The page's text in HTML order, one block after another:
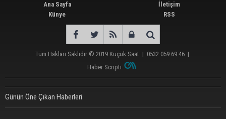
Ana Sayfa
Künye
İletişim
RSS
Tüm Hakları Saklıdır © 2019 Küçük Saat | 0532 059 69 46 |
Haber Scripti
Günün Öne Çıkan Haberleri